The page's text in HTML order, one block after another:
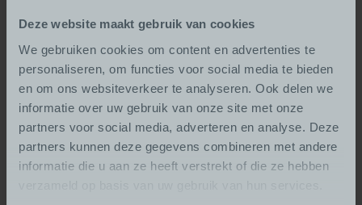
Deze website maakt gebruik van cookies
We gebruiken cookies om content en advertenties te
personaliseren, om functies voor social media te bieden
en om ons websiteverkeer te analyseren. Ook delen we
informatie over uw gebruik van onze site met onze
partners voor social media, adverteren en analyse. Deze
partners kunnen deze gegevens combineren met andere
informatie die u aan ze heeft verstrekt of die ze hebben